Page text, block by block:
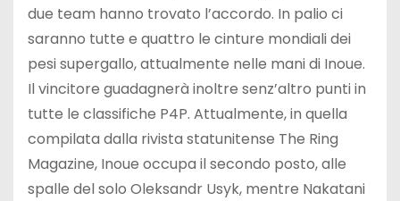
due team hanno trovato l’accordo. In palio ci
saranno tutte e quattro le cinture mondiali dei
pesi supergallo, attualmente nelle mani di Inoue.
Il vincitore guadagnerà inoltre senz’altro punti in
tutte le classifiche P4P. Attualmente, in quella
compilata dalla rivista statunitense The Ring
Magazine, Inoue occupa il secondo posto, alle
spalle del solo Oleksandr Usyk, mentre Nakatani